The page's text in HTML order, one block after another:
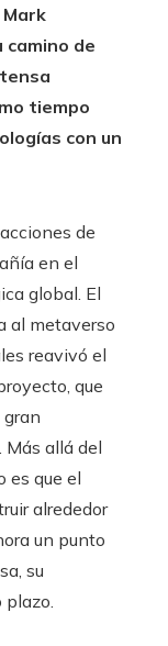
de
tiempo
con un
de
en el
global. El
al metaverso
reavivó el
que
Más allá del
es que el
alrededor
un punto
su